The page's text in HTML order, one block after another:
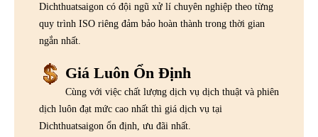
Dichthuatsaigon có đội ngũ xử lí chuyên nghiệp theo từng
quy trình ISO riêng đảm bảo hoàn thành trong thời gian
ngắn nhất.
Giá Luôn Ổn Định
Cùng với việc chất lượng dịch vụ dịch thuật và phiên
dịch luôn đạt mức cao nhất thì giá dịch vụ tại
Dichthuatsaigon ổn định, ưu đãi nhất.